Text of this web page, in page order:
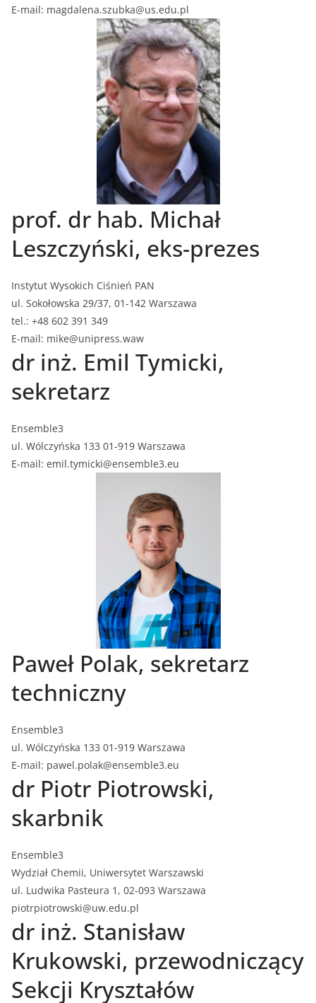
E-mail: magdalena.szubka@us.edu.pl
prof. dr hab. Michał
Leszczyński, eks-prezes
Instytut Wysokich Ciśnień PAN
ul. Sokołowska 29/37, 01-142 Warszawa
tel.: +48 602 391 349
E-mail: mike@unipress.waw
dr inż. Emil Tymicki,
sekretarz
Ensemble3
ul. Wólczyńska 133 01-919 Warszawa
E-mail: emil.tymicki@ensemble3.eu
Paweł Polak, sekretarz
techniczny
Ensemble3
ul. Wólczyńska 133 01-919 Warszawa
E-mail: pawel.polak@ensemble3.eu
dr Piotr Piotrowski,
skarbnik
Ensemble3
Wydział Chemii, Uniwersytet Warszawski
ul. Ludwika Pasteura 1, 02-093 Warszawa
piotrpiotrowski@uw.edu.pl
dr inż. Stanisław
Krukowski, przewodniczący
Sekcji Kryształów